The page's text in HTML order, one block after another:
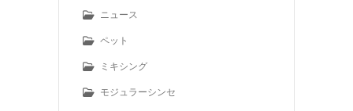
ニュース
ペット
ミキシング
モジュラーシンセ